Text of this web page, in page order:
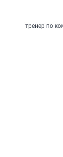
тренер по